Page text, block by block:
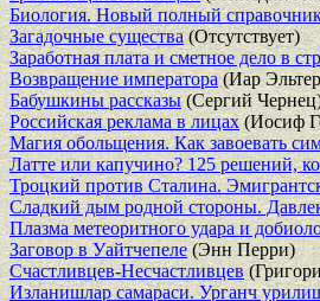
Биология. Новый полный
Загадочные существа(Отсутствует)
Заработная плата и сметное дело в
Возвращение императора(Иар
Бабушкины рассказы(Сергий
Российская реклама в лицах(Иосиф
Магия обольщения. Как завоевать
Латте или капучино? 125 решений,
Троцкий против Сталина.
Сладкий дым родной стороны.
Плазма метеоритного удара и
Заговор в Уайтчепеле (Энн Перри)
Счастливцев-Несчастливцев
Изланишлар самараси. Урганч